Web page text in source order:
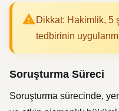
Dikkat: Hakimlik, 5
tedbirinin
Soruşturma Süreci
Soruşturma sürecinde,